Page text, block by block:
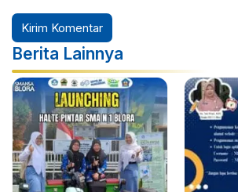
Berita Lainnya